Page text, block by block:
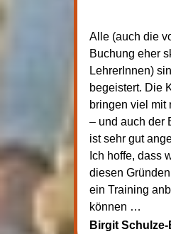
Alle (auch die
Buchung eher
LehrerInnen)
begeistert. Die
bringen viel mit
– und auch der
ist sehr gut
Ich hoffe, dass
diesen
ein Training
können …
Birgit Schulze-